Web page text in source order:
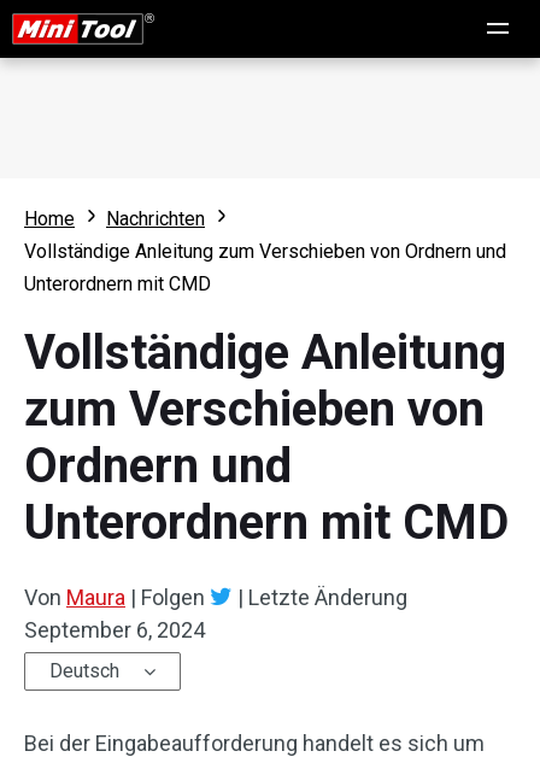
Home
Nachrichten
Vollständige Anleitung zum Verschieben von Ordnern und
Unterordnern mit CMD
Vollständige Anleitung
zum Verschieben von
Ordnern und
Unterordnern mit CMD
Von Maura | Folgen | Letzte Änderung
September 6, 2024
Deutsch
Bei der Eingabeaufforderung handelt es sich um